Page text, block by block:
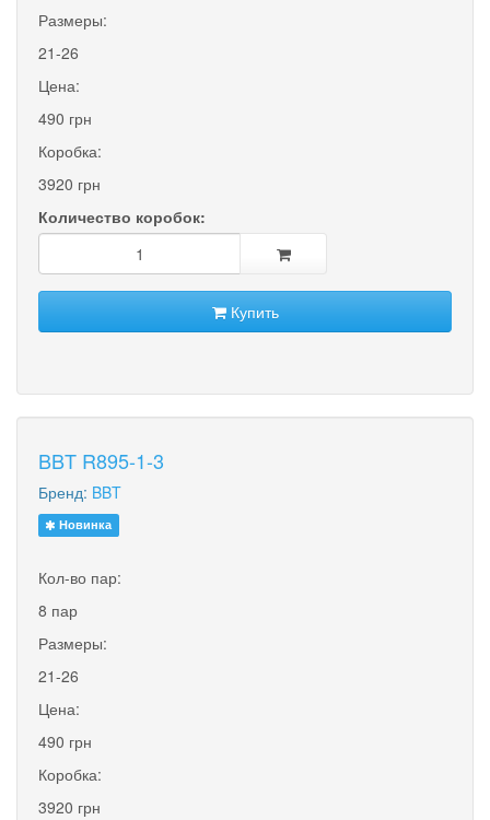
Размеры:
21-26
Цена:
490 грн
Коробка:
3920 грн
Количество коробок:
Купить
BBT R895-1-3
Бренд: BBT
Новинка
Кол-во пар:
8 пар
Размеры:
21-26
Цена:
490 грн
Коробка:
3920 грн